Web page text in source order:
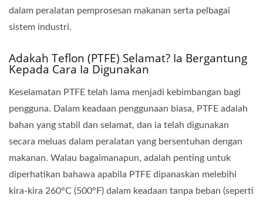
dalam peralatan pemprosesan makanan serta pelbagai
sistem industri.
Adakah Teflon (PTFE) Selamat? Ia Bergantung
Kepada Cara Ia Digunakan
Keselamatan PTFE telah lama menjadi kebimbangan bagi
pengguna. Dalam keadaan penggunaan biasa, PTFE adalah
bahan yang stabil dan selamat, dan ia telah digunakan
secara meluas dalam peralatan yang bersentuhan dengan
makanan. Walau bagaimanapun, adalah penting untuk
diperhatikan bahawa apabila PTFE dipanaskan melebihi
kira-kira 260°C (500°F) dalam keadaan tanpa beban (seperti